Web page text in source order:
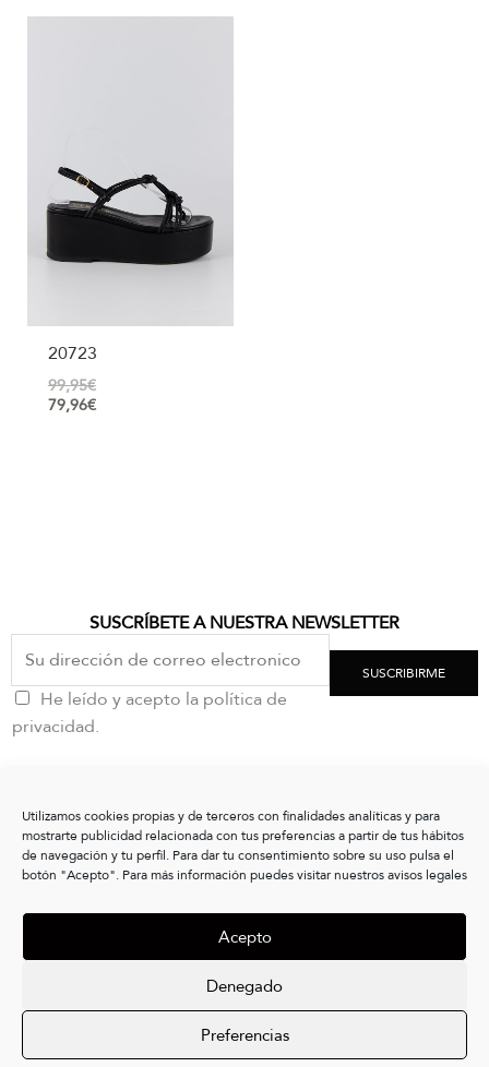
Utilizamos cookies propias y de terceros con finalidades analíticas y para
mostrarte publicidad relacionada con tus preferencias a partir de tus hábitos
de navegación y tu perfil. Para dar tu consentimiento sobre su uso pulsa el
botón "Acepto". Para más información puedes visitar nuestros avisos legales
Acepto
Denegado
Preferencias
20723
99,95€
79,96€
SUSCRÍBETE A NUESTRA NEWSLETTER
He leído y acepto la política de
privacidad.
SUSCRIBIRME
clientes@vxshoes.com
+34 986175004